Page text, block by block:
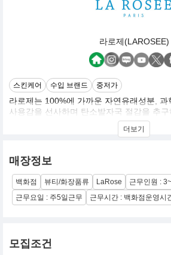
라로제(LAROSEE)
스킨케어 수입 브랜드 중저가
라로제는 100%에 가까운 자연유래성분,
사용감을 선사하며 탄소발자국 절감을 추
더보기
매장정보
백화점 뷰티/화장품류 LaRose
근무인원 :
근무요일 : 주5일근무
근무시간 : 백화점운영시
모집조건